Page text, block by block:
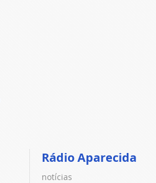
Rádio Aparecida
notícias